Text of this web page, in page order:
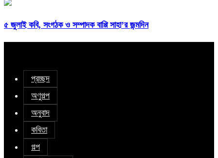
৫ জুলাই কবি, সংগঠক ও সম্পাদক বাপ্পি সাহা’র জন্মদিন
প্রচ্ছদ
অণুগল্প
অনুবাদ
কবিতা
গল্প